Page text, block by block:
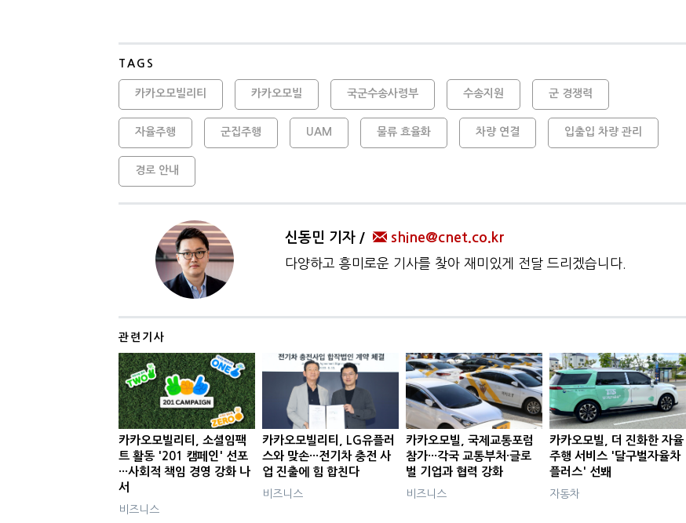
TAGS
카카오모빌리티 카카오모빌 국군수송사령부 수송지원 군 경쟁력
자율주행 군집주행 UAM 물류 효율화 차량 연결 입출입 차량 관리
경로 안내
신동민 기자 shine@cnet.co.kr
다양하고 흥미로운 기사를 찾아 재미있게 전달 드리겠습니다.
관련기사
카카오모빌리티, 소셜임팩
트 활동 '201 캠페인' 선포
···사회적 책임 경영 강화 나
서
비즈니스
카카오모빌리티, LG유플러
스와 맞손···전기차 충전 사
업 진출에 힘 합친다
비즈니스
카카오모빌, 국제교통포럼
참가···각국 교통부처·글로
벌 기업과 협력 강화
비즈니스
카카오모빌, 더 진화한 자율
주행 서비스 '달구벌자율차
플러스' 선봬
자동차